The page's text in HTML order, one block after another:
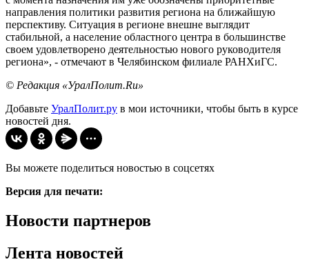
направления политики развития региона на ближайшую
перспективу. Ситуация в регионе внешне выглядит
стабильной, а население областного центра в большинстве
своем удовлетворено деятельностью нового руководителя
региона», - отмечают в Челябинском филиале РАНХиГС.
© Редакция «УралПолит.Ru»
Добавьте УралПолит.ру в мои источники, чтобы быть в курсе
новостей дня.
Вы можете поделиться новостью в соцсетях
Версия для печати:
Новости партнеров
Лента новостей